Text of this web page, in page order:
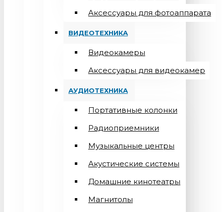
Aксессуары для фотоаппарата
ВИДЕОТЕХНИКА
Видеокамеры
Аксессуары для видеокамер
АУДИОТЕХНИКА
Портативные колонки
Радиоприемники
Музыкальные центры
Акустические системы
Домашние кинотеатры
Магнитолы